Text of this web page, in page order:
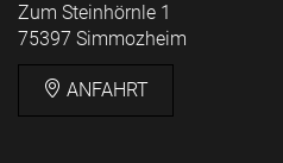
Zum Steinhörnle 1
75397 Simmozheim
ANFAHRT